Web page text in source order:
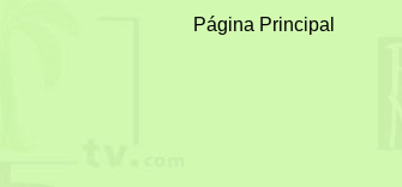
Página Principal